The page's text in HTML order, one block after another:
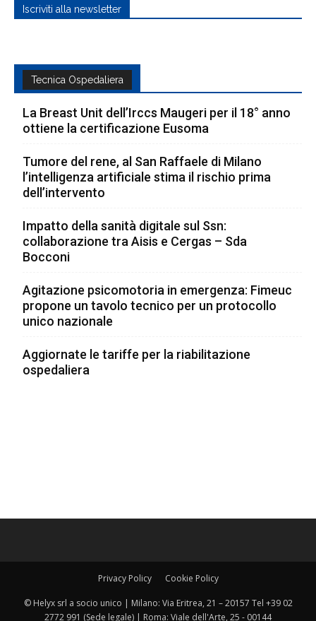
Iscriviti alla newsletter
Tecnica Ospedaliera
La Breast Unit dell’Irccs Maugeri per il 18° anno
ottiene la certificazione Eusoma
Tumore del rene, al San Raffaele di Milano
l’intelligenza artificiale stima il rischio prima
dell’intervento
Impatto della sanità digitale sul Ssn:
collaborazione tra Aisis e Cergas – Sda
Bocconi
Agitazione psicomotoria in emergenza: Fimeuc
propone un tavolo tecnico per un protocollo
unico nazionale
Aggiornate le tariffe per la riabilitazione
ospedaliera
Privacy Policy Cookie Policy
© Helyx srl a socio unico | Milano: Via Eritrea, 21 – 20157 Tel +39 02
2772 991 (Sede legale) | Roma: Viale dell'Arte, 25 - 00144